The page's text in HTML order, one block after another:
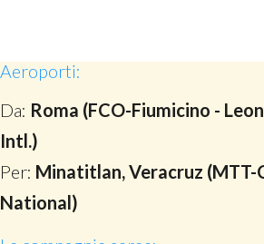
Aeroporti:
Da: Roma (FCO-Fiumicino -
Intl.)
Per: Minatitlan, Veracruz
National)